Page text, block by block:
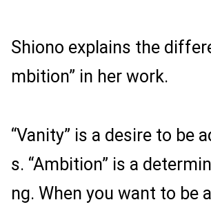
Shiono explains the
mbition” in her work.
“Vanity” is a desire to be
s. “Ambition” is a
ng. When you want to be